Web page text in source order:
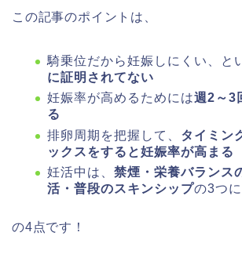
この記事のポイントは、
騎乗位だから妊娠しにくい、と
に証明されてない
妊娠率が高めるためには週2～3
る
排卵周期を把握して、 タイミン
ックスをすると妊娠率が高まる
妊活中は、 禁煙・栄養バランス
活・普段のスキンシップの3つ
の4点です！